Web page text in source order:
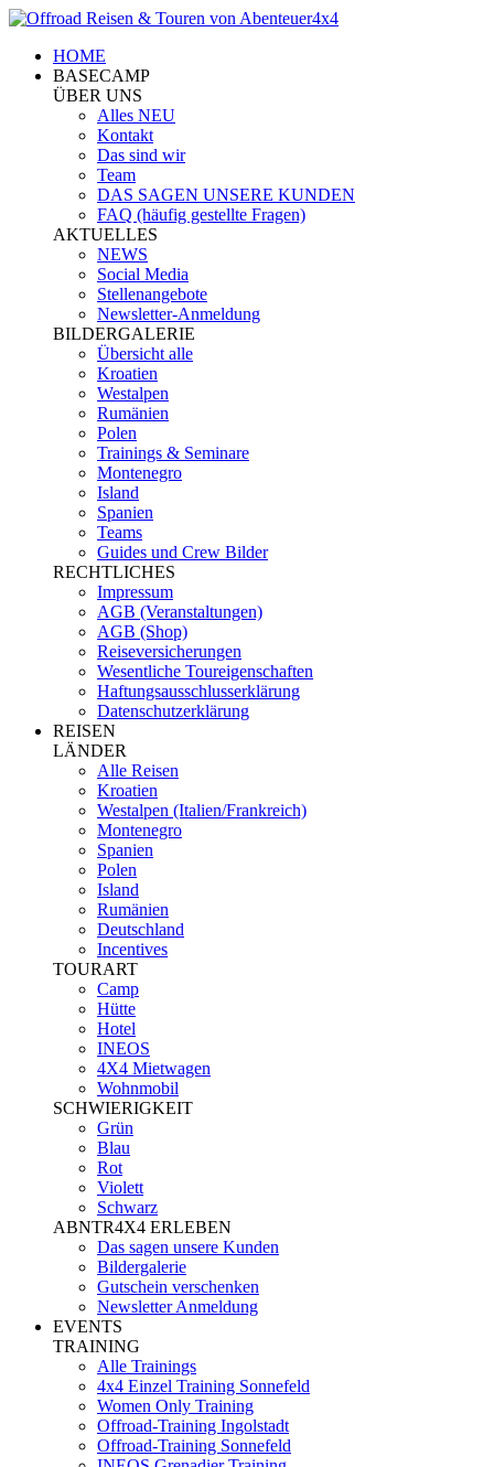
HOME
BASECAMP
ÜBER UNS
Alles NEU
Kontakt
Das sind wir
Team
DAS SAGEN UNSERE KUNDEN
FAQ (häufig gestellte Fragen)
AKTUELLES
NEWS
Social Media
Stellenangebote
Newsletter-Anmeldung
BILDERGALERIE
Übersicht alle
Kroatien
Westalpen
Rumänien
Polen
Trainings & Seminare
Montenegro
Island
Spanien
Teams
Guides und Crew Bilder
RECHTLICHES
Impressum
AGB (Veranstaltungen)
AGB (Shop)
Reiseversicherungen
Wesentliche Toureigenschaften
Haftungsausschlusserklärung
Datenschutzerklärung
REISEN
LÄNDER
Alle Reisen
Kroatien
Westalpen (Italien/Frankreich)
Montenegro
Spanien
Polen
Island
Rumänien
Deutschland
Incentives
TOURART
Camp
Hütte
Hotel
INEOS
4X4 Mietwagen
Wohnmobil
SCHWIERIGKEIT
Grün
Blau
Rot
Violett
Schwarz
ABNTR4X4 ERLEBEN
Das sagen unsere Kunden
Bildergalerie
Gutschein verschenken
Newsletter Anmeldung
EVENTS
TRAINING
Alle Trainings
4x4 Einzel Training Sonnefeld
Women Only Training
Offroad-Training Ingolstadt
Offroad-Training Sonnefeld